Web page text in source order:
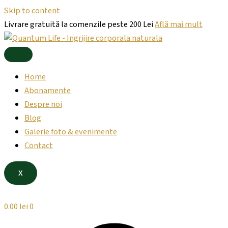
Skip to content
Livrare gratuită la comenzile peste 200 LeiAflă mai mult
Home
Abonamente
Despre noi
Blog
Galerie foto & evenimente
Contact
X
0.00 lei0